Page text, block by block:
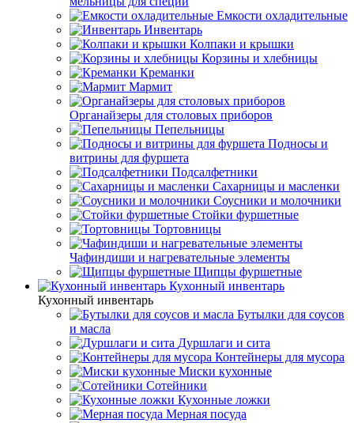
Емкости охладительные
Инвентарь
Колпаки и крышки
Корзины и хлебницы
Креманки
Мармит
Органайзеры для столовых приборов
Пепельницы
Подносы и
витрины для фуршета
Подсалфетники
Сахарницы и масленки
Соусники и молочники
Стойки фуршетные
Тортовницы
Чафиндиши и нагревательные элементы
Щипцы фуршетные
Кухонный инвентарь
Кухонный инвентарь
Бутылки для соусов
и масла
Дуршлаги и сита
Контейнеры для мусора
Миски кухонные
Сотейники
Кухонные ложки
Мерная посуда